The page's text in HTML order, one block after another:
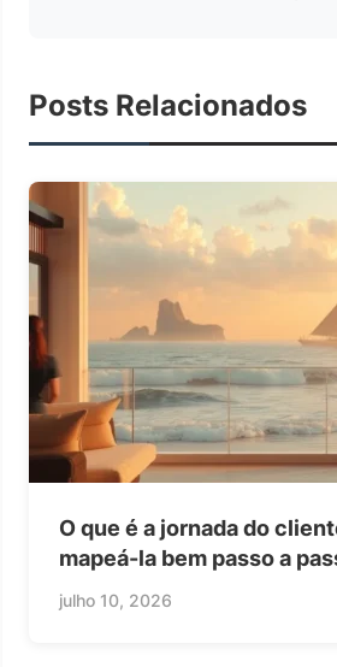
Posts Relacionados
O que é a jornada do
mapeá-la bem passo a
julho 10, 2026